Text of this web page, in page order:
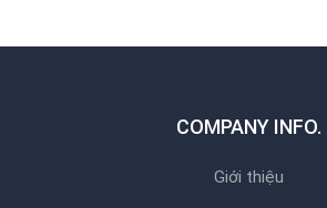
COMPANY INFO.
Giới thiệu